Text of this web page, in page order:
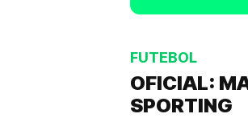
FUTEBOL
OFICIAL:
SPORTING